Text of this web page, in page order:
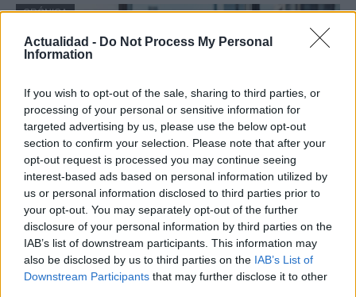
Actualidad - Do Not Process My Personal
Information
If you wish to opt-out of the sale, sharing to third parties, or
processing of your personal or sensitive information for
targeted advertising by us, please use the below opt-out
section to confirm your selection. Please note that after your
opt-out request is processed you may continue seeing
interest-based ads based on personal information utilized by
us or personal information disclosed to third parties prior to
your opt-out. You may separately opt-out of the further
disclosure of your personal information by third parties on the
IAB’s list of downstream participants. This information may
also be disclosed by us to third parties on the IAB’s List of
Downstream Participants that may further disclose it to other
CRÓNICA
Amparo Moraleda asume la
vicepresidencia de CaixaBank
La trayectoria de Moraleda promete un nuevo rumbo…